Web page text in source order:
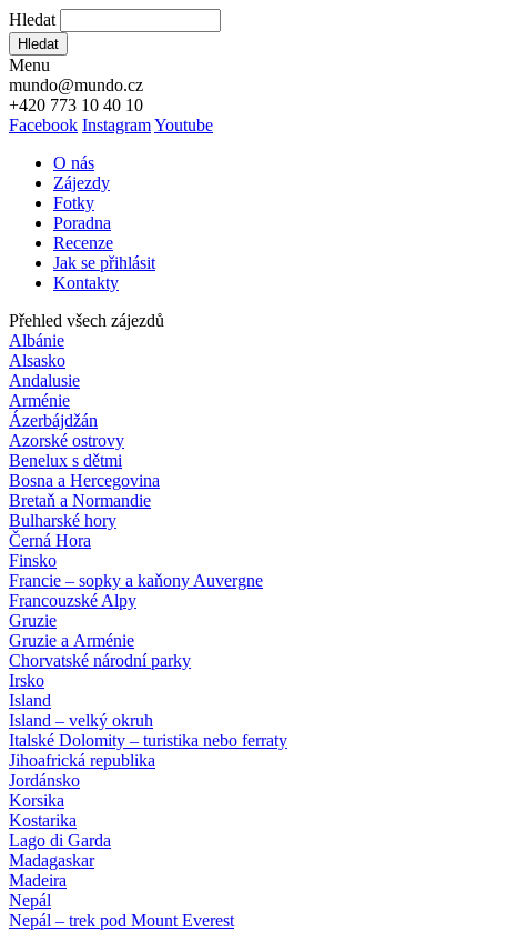
Hledat
Hledat
Menu
mundo@mundo.cz
+420 773 10 40 10
Facebook InstagramYoutube
O nás
Zájezdy
Fotky
Poradna
Recenze
Jak se přihlásit
Kontakty
Přehled všech zájezdů
Albánie
Alsasko
Andalusie
Arménie
Ázerbájdžán
Azorské ostrovy
Benelux s dětmi
Bosna a Hercegovina
Bretaň a Normandie
Bulharské hory
Černá Hora
Finsko
Francie – sopky a kaňony Auvergne
Francouzské Alpy
Gruzie
Gruzie a Arménie
Chorvatské národní parky
Irsko
Island
Island – velký okruh
Italské Dolomity – turistika nebo ferraty
Jihoafrická republika
Jordánsko
Korsika
Kostarika
Lago di Garda
Madagaskar
Madeira
Nepál
Nepál – trek pod Mount Everest